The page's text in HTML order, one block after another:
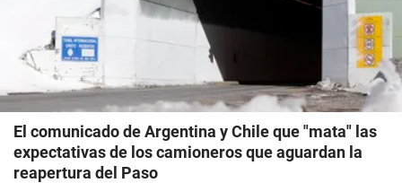
El comunicado de Argentina y Chile que "mata" las
expectativas de los camioneros que aguardan la
reapertura del Paso